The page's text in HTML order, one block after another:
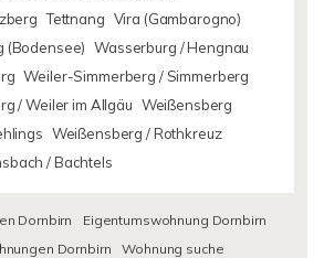
Tettnang Vira (Gambarogno)
(Bodensee) Wasserburg / Hengnau
Weiler-Simmerberg / Simmerberg
/ Weiler im Allgäu Weißensberg
Weißensberg / Rothkreuz
/ Bachtels
Dornbirn
Eigentumswohnung Dornbirn
Dornbirn
Wohnung suche